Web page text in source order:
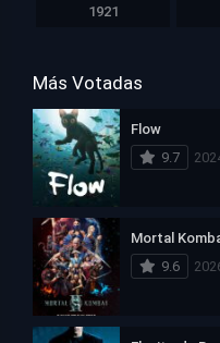
1921
Más Votadas
Flow
9.7
Mortal
9.6